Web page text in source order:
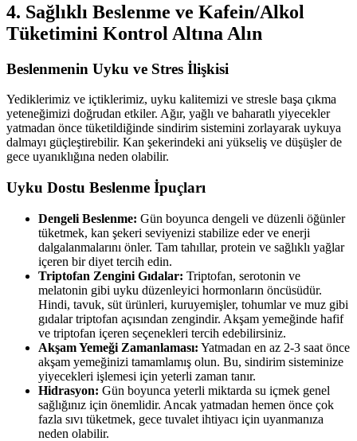
4. Sağlıklı Beslenme ve Kafein/Alkol
Tüketimini Kontrol Altına Alın
Beslenmenin Uyku ve Stres İlişkisi
Yediklerimiz ve içtiklerimiz, uyku kalitemizi ve stresle başa çıkma
yeteneğimizi doğrudan etkiler. Ağır, yağlı ve baharatlı yiyecekler
yatmadan önce tüketildiğinde sindirim sistemini zorlayarak uykuya
dalmayı güçleştirebilir. Kan şekerindeki ani yükseliş ve düşüşler de
gece uyanıklığına neden olabilir.
Uyku Dostu Beslenme İpuçları
Dengeli Beslenme: Gün boyunca dengeli ve düzenli öğünler
tüketmek, kan şekeri seviyenizi stabilize eder ve enerji
dalgalanmalarını önler. Tam tahıllar, protein ve sağlıklı yağlar
içeren bir diyet tercih edin.
Triptofan Zengini Gıdalar: Triptofan, serotonin ve
melatonin gibi uyku düzenleyici hormonların öncüsüdür.
Hindi, tavuk, süt ürünleri, kuruyemişler, tohumlar ve muz gibi
gıdalar triptofan açısından zengindir. Akşam yemeğinde hafif
ve triptofan içeren seçenekleri tercih edebilirsiniz.
Akşam Yemeği Zamanlaması: Yatmadan en az 2-3 saat önce
akşam yemeğinizi tamamlamış olun. Bu, sindirim sisteminize
yiyecekleri işlemesi için yeterli zaman tanır.
Hidrasyon: Gün boyunca yeterli miktarda su içmek genel
sağlığınız için önemlidir. Ancak yatmadan hemen önce çok
fazla sıvı tüketmek, gece tuvalet ihtiyacı için uyanmanıza
neden olabilir.